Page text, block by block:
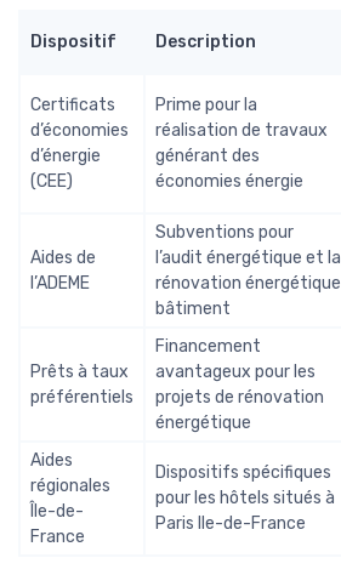
Dispositif Description
Certificats
d’économies
d’énergie
(CEE)
Prime pour la
réalisation de travaux
générant des
économies énergie
Aides de
l’ADEME
Subventions pour
l’audit énergétique et la
rénovation énergétique
bâtiment
Prêts à taux
préférentiels
Financement
avantageux pour les
projets de rénovation
énergétique
Aides
régionales
Île-de-
France
Dispositifs spécifiques
pour les hôtels situés à
Paris Ile-de-France